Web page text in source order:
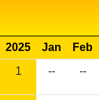
2025 Jan Feb
1
-- --